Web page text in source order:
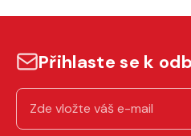
Přihlaste se k